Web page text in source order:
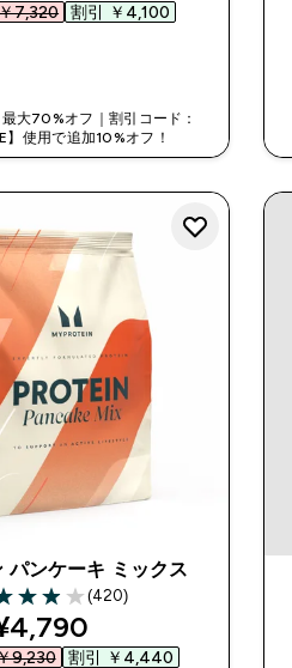
7,320‎ 割引 ￥4,100‎
大70%オフ｜割引コード：
】使用で追加10%オフ！
パンケーキ ミックス
out of 5 stars
(420)
price
9,230‎ 割引 ￥4,440‎